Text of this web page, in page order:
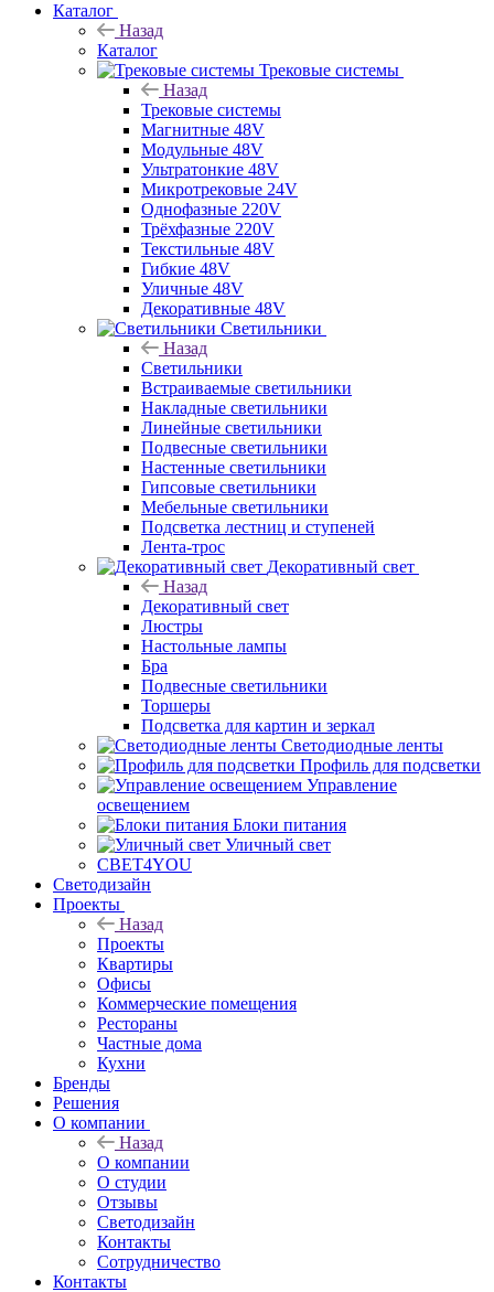
Каталог
Назад
Каталог
Трековые системы
Назад
Трековые системы
Магнитные 48V
Модульные 48V
Ультратонкие 48V
Микротрековые 24V
Однофазные 220V
Трёхфазные 220V
Текстильные 48V
Гибкие 48V
Уличные 48V
Декоративные 48V
Светильники
Назад
Светильники
Встраиваемые светильники
Накладные светильники
Линейные светильники
Подвесные светильники
Настенные светильники
Гипсовые светильники
Мебельные светильники
Подсветка лестниц и ступеней
Лента-трос
Декоративный свет
Назад
Декоративный свет
Люстры
Настольные лампы
Бра
Подвесные светильники
Торшеры
Подсветка для картин и зеркал
Светодиодные ленты
Профиль для подсветки
Управление
освещением
Блоки питания
Уличный свет
СВЕТ4YOU
Светодизайн
Проекты
Назад
Проекты
Квартиры
Офисы
Коммерческие помещения
Рестораны
Частные дома
Кухни
Бренды
Решения
О компании
Назад
О компании
О студии
Отзывы
Светодизайн
Контакты
Сотрудничество
Контакты